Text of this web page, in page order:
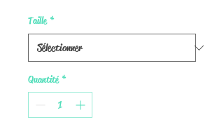
Taille *
Quantité *